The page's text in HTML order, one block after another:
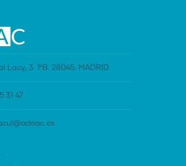
Lacy, 3. 1ºB. 28045. MADRID
31 47